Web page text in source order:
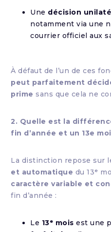
Une décision
notamment via une
courrier officiel aux
À défaut de l’un de ces
peut parfaitement
prime sans que cela ne
2. Quelle est la
fin d’année et un 13e
La distinction repose sur
et automatique du 13ᵉ
caractère variable et
fin d’année :
Le 13ᵉ mois est une